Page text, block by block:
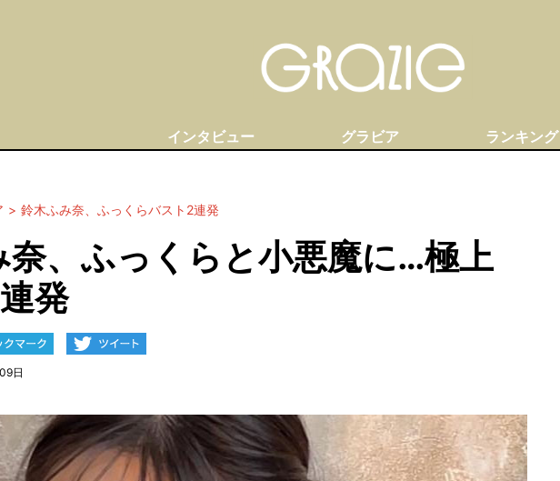
インタビュー グラビア ランキング
鈴木ふみ奈、ふっくらバスト2連発
奈、ふっくらと小悪魔に…極上
発
日